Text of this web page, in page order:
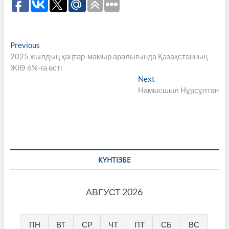
Навигация
по
PreviousPrevious
post:
2025 жылдың қаңтар-мамыр аралығында Қазақстанның
ЖІӨ 6%-ға өсті
Next
post:
Намысшыл Нұрсұлтан
КҮНТІЗБЕ
АВГУСТ 2026
ПН ВТ СР ЧТ ПТ СБ ВС